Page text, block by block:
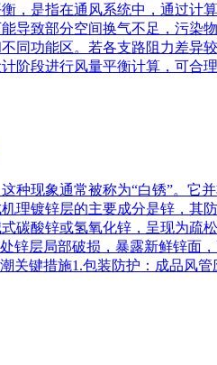
，是指在通风系统中，通过
导致部分空间换气不足，污
同功能区。若各支路阻力差异
阶段进行风量平衡计算，可合
现象通常被称为“白锈”。它
理镀锌层的主要成分是锌，其
酸锌或氢氧化锌，呈现为疏
锌层局部破损，暴露新鲜锌面
键措施1.包装防护：成品风